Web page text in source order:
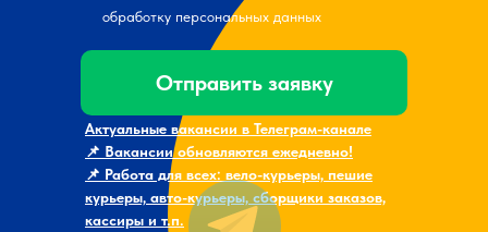
обработку персональных данных
Отправить заявку
Актуальные вакансии в Телеграм-канале
📌 Вакансии обновляются ежедневно!
📌 Работа для всех: вело-курьеры, пешие
курьеры, авто-курьеры, сборщики заказов,
кассиры и т.п.